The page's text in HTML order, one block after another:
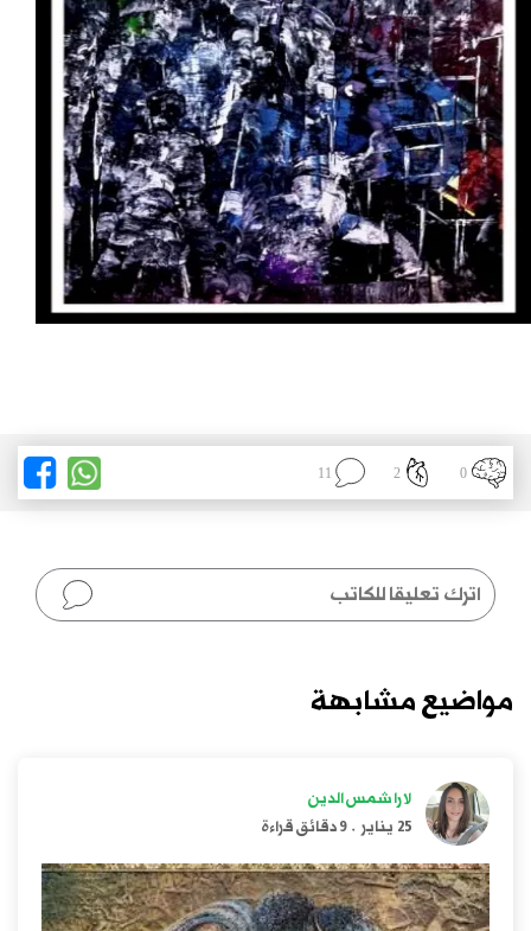
0
2
11
مواضيع مشابهة
لارا شمس الدين
25 يناير
.9 دقائق قراءة